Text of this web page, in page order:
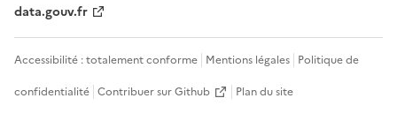
data.gouv.fr
Accessibilité : totalement conforme Mentions légales Politique de
confidentialité Contribuer sur Github Plan du site